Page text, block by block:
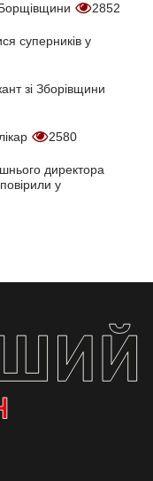
Борщівщини 2852
суперників у
зі Зборівщини
2580
директора
у